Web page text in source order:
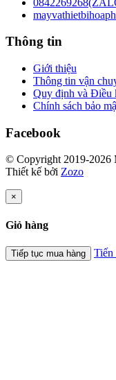
Thông tin
Giới thiệu
Thông tin vận
Quy định và Điều
Chính sách bảo
Facebook
© Copyright 2019-
Thiết kế bởi Zozo
×
Giỏ hàng
Tiếp tục mua hàng Tiến